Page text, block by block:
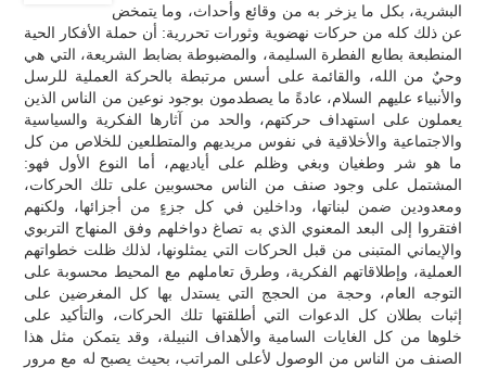
البشرية، بكل ما يزخر به من وقائع وأحداث، وما يتمخض
عن ذلك كله من حركات نهضوية وثورات تحررية: أن حملة الأفكار الحية
المنطبعة بطابع الفطرة السليمة، والمضبوطة بضابط الشريعة، التي هي
وحيٌ من الله، والقائمة على أسس مرتبطة بالحركة العملية للرسل
والأنبياء عليهم السلام، عادةً ما يصطدمون بوجود نوعين من الناس الذين
يعملون على استهداف حركتهم، والحد من آثارها الفكرية والسياسية
والاجتماعية والأخلاقية في نفوس مريديهم والمتطلعين للخلاص من كل
ما هو شر وطغيان وبغي وظلم على أياديهم، أما النوع الأول فهو:
المشتمل على وجود صنف من الناس محسوبين على تلك الحركات،
ومعدودين ضمن لبناتها، وداخلين في كل جزءٍ من أجزائها، ولكنهم
افتقروا إلى البعد المعنوي الذي به تصاغ دواخلهم وفق المنهاج التربوي
والإيماني المتبنى من قبل الحركات التي يمثلونها، لذلك ظلت خطواتهم
العملية، وإطلاقاتهم الفكرية، وطرق تعاملهم مع المحيط محسوبة على
التوجه العام، وحجة من الحجج التي يستدل بها كل المغرضين على
إثبات بطلان كل الدعوات التي أطلقتها تلك الحركات، والتأكيد على
خلوها من كل الغايات السامية والأهداف النبيلة، وقد يتمكن مثل هذا
الصنف من الناس من الوصول لأعلى المراتب، بحيث يصبح له مع مرور